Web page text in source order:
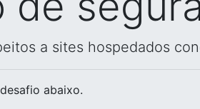
a sites hospedados
abaixo.